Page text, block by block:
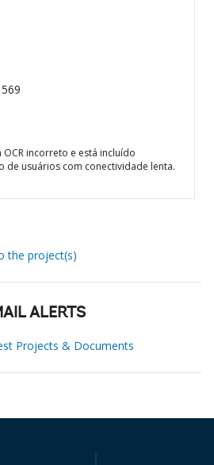
incorreto e está incluído
de usuários com conectividade lenta.
the project(s)
ALERTS
Projects & Documents